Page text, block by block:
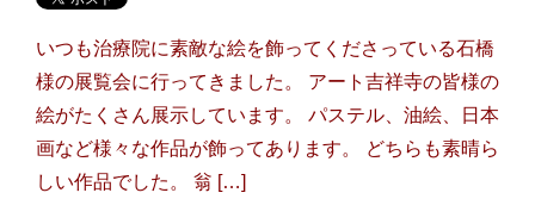
いつも治療院に素敵な絵を飾ってくださっている石橋
様の展覧会に行ってきました。 アート吉祥寺の皆様の
絵がたくさん展示しています。 パステル、油絵、日本
画など様々な作品が飾ってあります。 どちらも素晴ら
しい作品でした。 翁 […]